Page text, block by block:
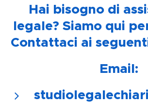
Hai bisogno di
legale? Siamo qui
Contattaci ai
Email: